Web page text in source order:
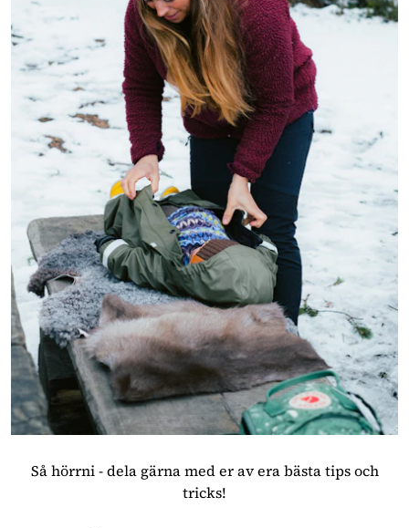
Så hörrni - dela gärna med er av era bästa tips och
tricks!